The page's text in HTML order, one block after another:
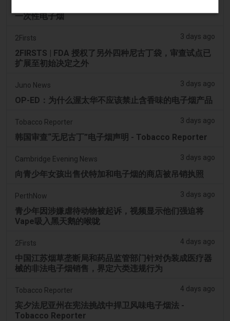
一次性电子烟
2Firsts 3 days ago
2FIRSTS | FDA 授权了另外四种尼古丁袋，审查试点已
扩展至初始决定之外
Juno News 3 days ago
OP-ED：为什么渥太华不应该禁止含香味的电子烟产品
Tobacco Reporter 3 days ago
韩国审查“无尼古丁”电子烟声明 - Tobacco Reporter
Cambridge Evening News 3 days ago
向青少年女孩出售伏特加和电子烟的商店被吊销执照
PerthNow 3 days ago
青少年因涉嫌虐待动物被起诉，视频显示他们强迫将
Vape吸入黑天鹅的喉咙
2Firsts 4 days ago
中国江苏烟草垄断局和药品监管部门针对伪装成医疗器
械的非法电子烟销售，界定六类违规行为
Tobacco Reporter 4 days ago
宾夕法尼亚州在宪法挑战中捍卫风味电子烟法 -
Tobacco Reporter